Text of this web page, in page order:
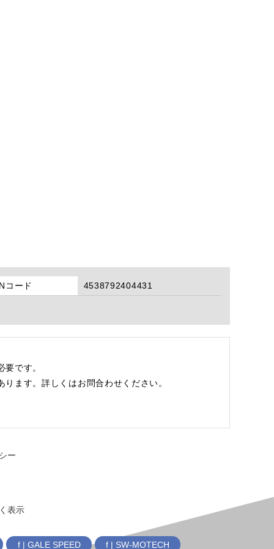
コード 4538792404431
です。
ます。詳しくはお問合わせください。
ー
表示
f | GALE SPEED f | SW-MOTECH